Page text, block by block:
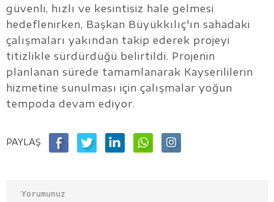
güvenli, hızlı ve kesintisiz hale gelmesi
hedeflenirken, Başkan Büyükkılıç'ın sahadaki
çalışmaları yakından takip ederek projeyi
titizlikle sürdürdüğü belirtildi. Projenin
planlanan sürede tamamlanarak Kayserililerin
hizmetine sunulması için çalışmalar yoğun
tempoda devam ediyor.
PAYLAŞ